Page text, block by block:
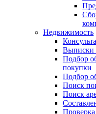
Недвижимость
Подбор
покупки
Подбор
Поиск
Поиск